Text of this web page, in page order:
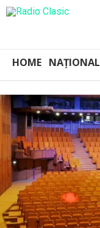
HOME NAȚIONAL